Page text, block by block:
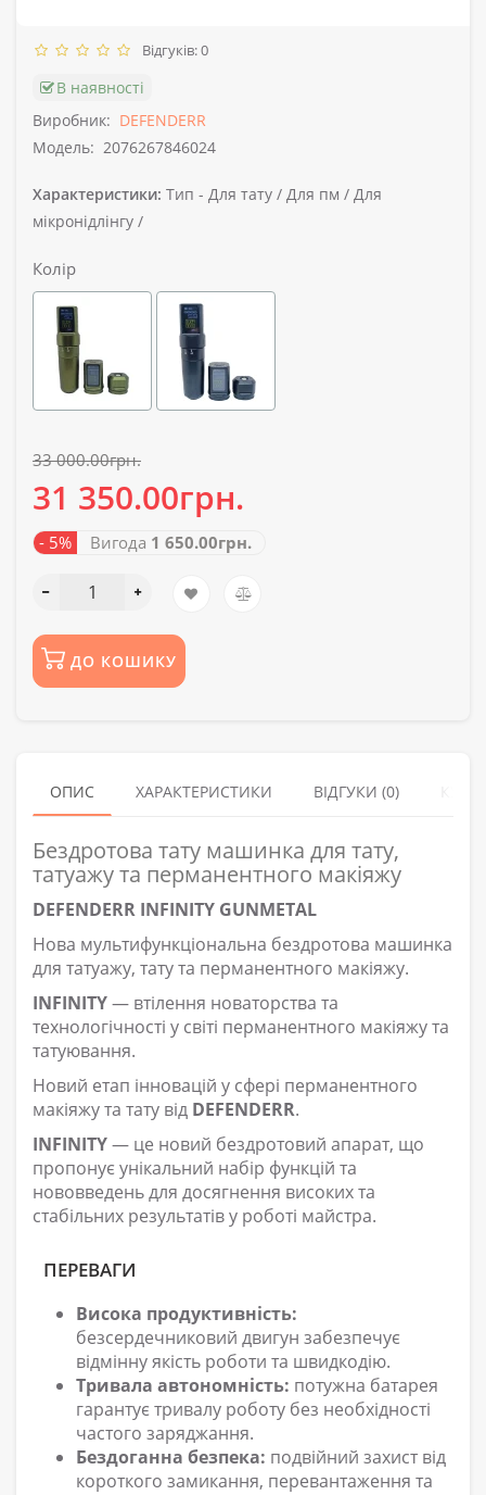
Відгуків: 0
В наявності
Виробник: DEFENDERR
Модель: 2076267846024
Характеристики: Тип - Для тату / Для пм / Для
мікронідлінгу /
Колір
33 000.00грн.
31 350.00грн.
- 5% Вигода 1 650.00грн.
ДО КОШИКУ
ОПИС ХАРАКТЕРИСТИКИ ВІДГУКИ (0)
Бездротова тату машинка для тату,
татуажу та перманентного макіяжу
DEFENDERR INFINITY GUNMETAL
Нова мультифункціональна бездротова машинка
для татуажу, тату та перманентного макіяжу.
INFINITY— втілення новаторства та
технологічності у світі перманентного макіяжу та
татуювання.
Новий етап інновацій у сфері перманентного
макіяжу та тату від DEFENDERR.
INFINITY— це новий бездротовий апарат, що
пропонує унікальний набір функцій та
нововведень для досягнення високих та
стабільних результатів у роботі майстра.
ПЕРЕВАГИ
Висока продуктивність:
безсердечниковий двигун забезпечує
відмінну якість роботи та швидкодію.
Тривала автономність: потужна батарея
гарантує тривалу роботу без необхідності
частого заряджання.
Бездоганна безпека: подвійний захист від
короткого замикання, перевантаження та